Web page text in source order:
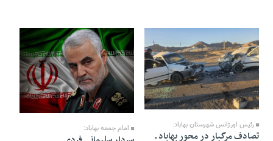
17 Dey 1404 - 11:53
رئیس اورژانس شهرستان بهاباد:
تصادف مرگبار در محور بهاباد ـ
12 Dey 1404 - 21:10
امام جمعه بهاباد: